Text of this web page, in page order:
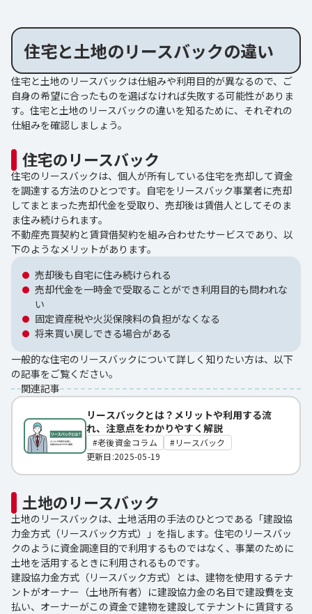
住宅と土地のリースバックの違い
住宅と土地のリースバックは仕組みや利用目的が異なるので、ご
自身の希望に合ったものを選ばなければ失敗する可能性がありま
す。住宅と土地のリースバックの違いを知るために、それぞれの
仕組みを確認しましょう。
住宅のリースバック
住宅のリースバックは、個人が所有している住宅を売却して資金
を調達する方法のひとつです。自宅をリースバック事業者に売却
してまとまった売却代金を受取り、売却後は賃借人としてそのま
ま住み続けられます。
不動産売買契約と賃貸借契約を組み合わせたサービスであり、以
下のようなメリットがあります。
売却後も自宅に住み続けられる
売却代金を一時金で受取ることができ利用目的も問われな
い
固定資産税や火災保険料の負担がなくなる
将来買い戻しできる場合がある
一般的な住宅のリースバックについて詳しく知りたい方は、以下
の記事をご覧ください。
関連記事
リースバックとは？メリットや利用する流
れ、注意点をわかりやすく解説
老後資金コラム
リースバック
更新日:2025-05-19
土地のリースバック
土地のリースバックは、土地活用の手法のひとつである「建設協
力金方式（リースバック方式）」を指します。住宅のリースバッ
クのように資金調達目的で利用するものではなく、事業のために
土地を活用するときに利用されるものです。
建設協力金方式（リースバック方式）とは、建物を使用するテナ
ントがオーナー（土地所有者）に建設協力金の名目で建設費を支
払い、オーナーがこの資金で建物を建設してテナントに賃貸する